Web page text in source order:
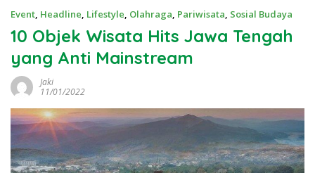
Event, Headline, Lifestyle, Olahraga, Pariwisata, Sosial Budaya
10 Objek Wisata Hits Jawa Tengah
yang Anti Mainstream
Jaki
11/01/2022